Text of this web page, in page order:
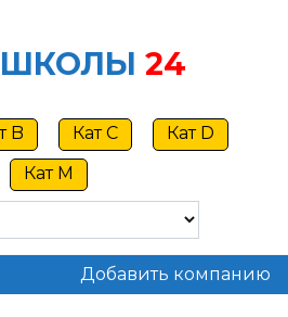
24
B Кат C
Кат D
Кат M
Добавить компанию